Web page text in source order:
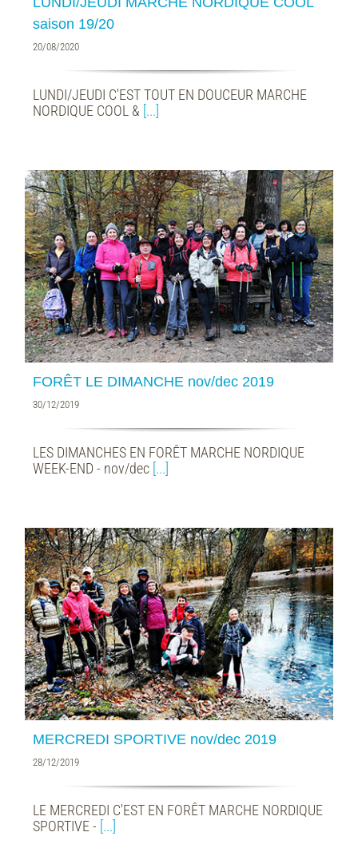
saison 19/20
20/08/2020
LUNDI/JEUDI C'EST TOUT EN DOUCEUR MARCHE
NORDIQUE COOL & [...]
FORÊT LE DIMANCHE nov/dec 2019
30/12/2019
LES DIMANCHES EN FORÊT MARCHE NORDIQUE
WEEK-END - nov/dec [...]
MERCREDI SPORTIVE nov/dec 2019
28/12/2019
LE MERCREDI C'EST EN FORÊT MARCHE NORDIQUE
SPORTIVE - [...]